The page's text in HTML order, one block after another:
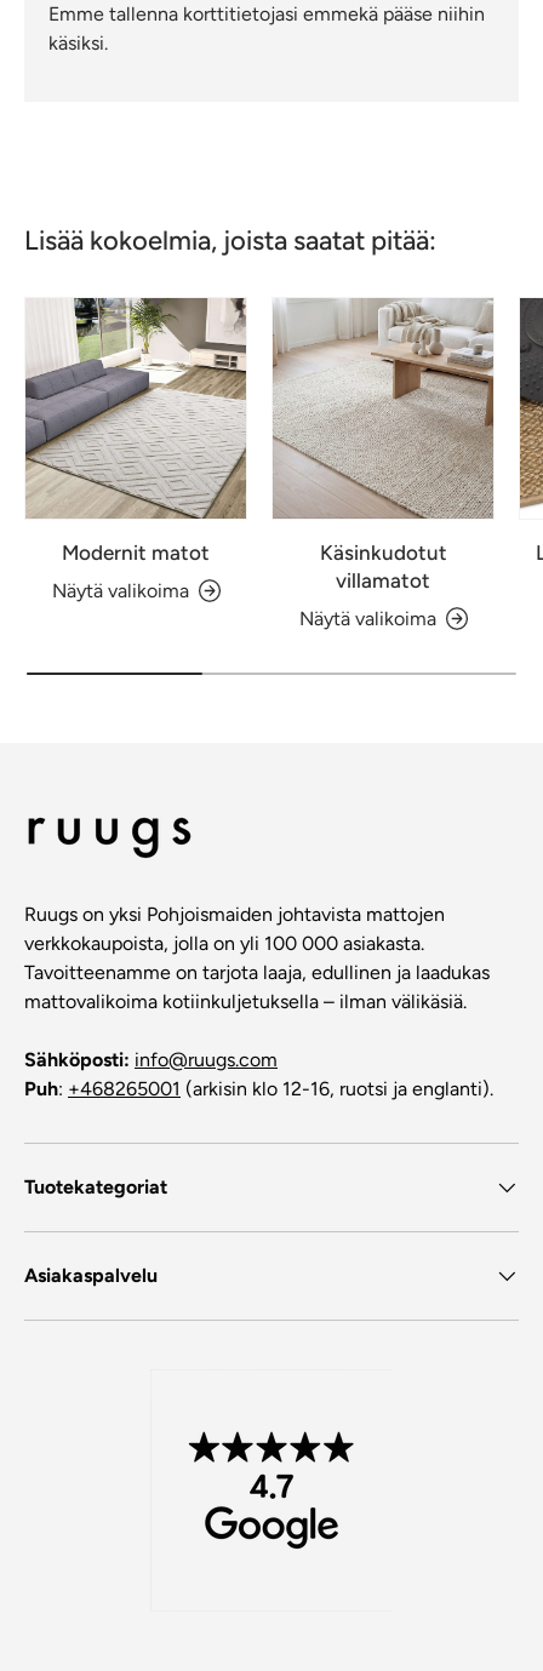
Emme tallenna korttitietojasi emmekä pääse niihin
käsiksi.
Lisää kokoelmia, joista saatat pitää:
Modernit matot
Näytä valikoima
Käsinkudotut
villamatot
Näytä valikoima
Ruugs on yksi Pohjoismaiden johtavista mattojen
verkkokaupoista, jolla on yli 100 000 asiakasta.
Tavoitteenamme on tarjota laaja, edullinen ja laadukas
mattovalikoima kotiinkuljetuksella – ilman välikäsiä.
Sähköposti: info@ruugs.com
Puh: +468265001 (arkisin klo 12-16, ruotsi ja englanti).
Tuotekategoriat
Asiakaspalvelu